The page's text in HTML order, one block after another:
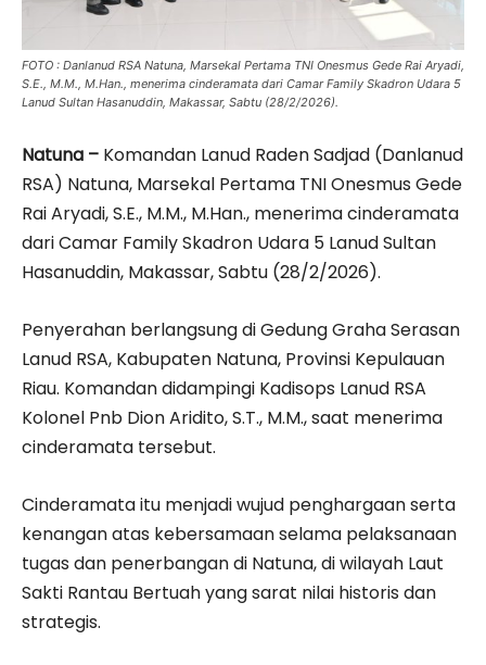
FOTO : Danlanud RSA Natuna, Marsekal Pertama TNI Onesmus Gede Rai Aryadi,
S.E., M.M., M.Han., menerima cinderamata dari Camar Family Skadron Udara 5
Lanud Sultan Hasanuddin, Makassar, Sabtu (28/2/2026).
Natuna – Komandan Lanud Raden Sadjad (Danlanud
RSA) Natuna, Marsekal Pertama TNI Onesmus Gede
Rai Aryadi, S.E., M.M., M.Han., menerima cinderamata
dari Camar Family Skadron Udara 5 Lanud Sultan
Hasanuddin, Makassar, Sabtu (28/2/2026).
Penyerahan berlangsung di Gedung Graha Serasan
Lanud RSA, Kabupaten Natuna, Provinsi Kepulauan
Riau. Komandan didampingi Kadisops Lanud RSA
Kolonel Pnb Dion Aridito, S.T., M.M., saat menerima
cinderamata tersebut.
Cinderamata itu menjadi wujud penghargaan serta
kenangan atas kebersamaan selama pelaksanaan
tugas dan penerbangan di Natuna, di wilayah Laut
Sakti Rantau Bertuah yang sarat nilai historis dan
strategis.